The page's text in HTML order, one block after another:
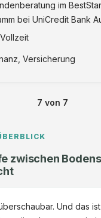
im
bei UniCredit Bank
Vollzeit
Versicherung
7 von 7
zwischen
Und das